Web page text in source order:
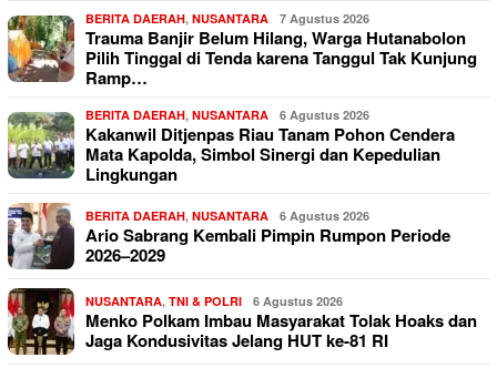
BERITA DAERAH, NUSANTARA 7 Agustus 2026
Trauma Banjir Belum Hilang, Warga Hutanabolon
Pilih Tinggal di Tenda karena Tanggul Tak Kunjung
Ramp…
BERITA DAERAH, NUSANTARA 6 Agustus 2026
Kakanwil Ditjenpas Riau Tanam Pohon Cendera
Mata Kapolda, Simbol Sinergi dan Kepedulian
Lingkungan
BERITA DAERAH, NUSANTARA 6 Agustus 2026
Ario Sabrang Kembali Pimpin Rumpon Periode
2026–2029
NUSANTARA, TNI & POLRI 6 Agustus 2026
Menko Polkam Imbau Masyarakat Tolak Hoaks dan
Jaga Kondusivitas Jelang HUT ke-81 RI